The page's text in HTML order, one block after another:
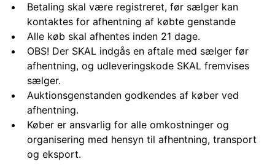
Betaling skal være registreret, før sælger kan
kontaktes for afhentning af købte genstande
Alle køb skal afhentes inden 21 dage.
OBS! Der SKAL indgås en aftale med sælger før
afhentning, og udleveringskode SKAL fremvises
sælger.
Auktionsgenstanden godkendes af køber ved
afhentning.
Køber er ansvarlig for alle omkostninger og
organisering med hensyn til afhentning, transport
og eksport.